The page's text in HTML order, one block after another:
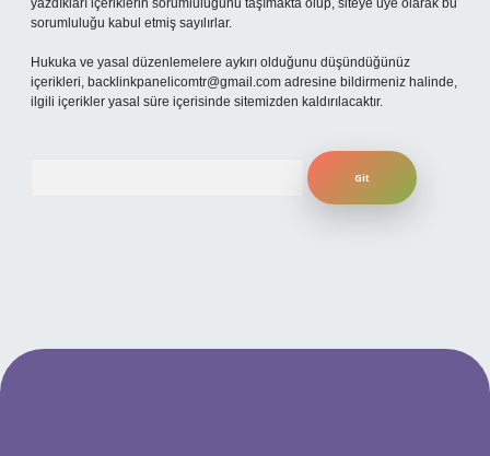
yazdıkları içeriklerin sorumluluğunu taşımakta olup, siteye üye olarak bu
sorumluluğu kabul etmiş sayılırlar.
Hukuka ve yasal düzenlemelere aykırı olduğunu düşündüğünüz
içerikleri, backlinkpanelicomtr@gmail.com adresine bildirmeniz halinde,
ilgili içerikler yasal süre içerisinde sitemizden kaldırılacaktır.
giriş